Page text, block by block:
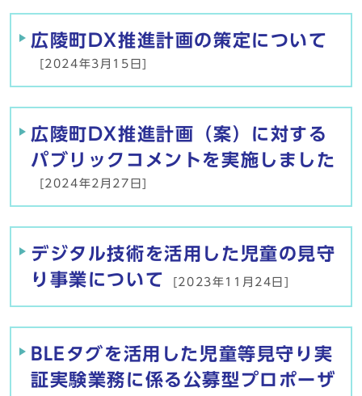
広陵町DX推進計画の策定について
[2024年3月15日]
広陵町DX推進計画（案）に対する
パブリックコメントを実施しました
[2024年2月27日]
デジタル技術を活用した児童の見守
り事業について
[2023年11月24日]
BLEタグを活用した児童等見守り実
証実験業務に係る公募型プロポーザ